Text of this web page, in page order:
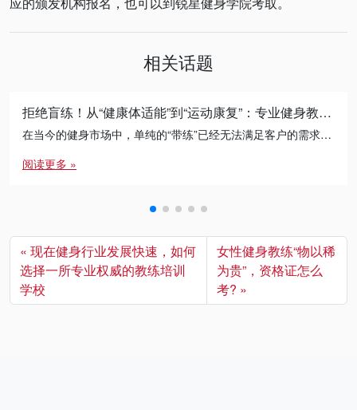
相关话题
拒绝盲练！从“健康体适能”到“运动康复”：专业健身教练的必修进阶之路
在当今的健身市场中，单纯的“带练”已经无法满足客户的需求。无论是减脂瓶颈期的突破，还是针对久坐人群的体态矫正， […]
阅读更多 »
现在健身行业发展快速，如何
选择一所专业权威的教练培训
学校
女性健身教练“物以稀
为贵”，资格证怎么
考?